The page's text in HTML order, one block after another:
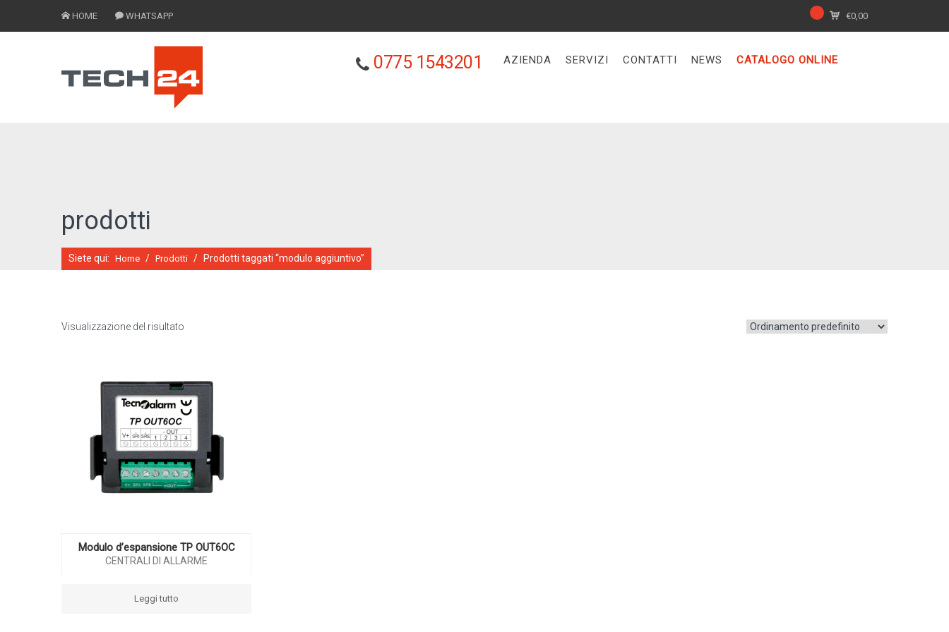
HOME WHATSAPP €0,00
0775 1543201 AZIENDA SERVIZI CONTATTI NEWS CATALOGO ONLINE
prodotti
Siete qui: Home / Prodotti / Prodotti taggati “modulo aggiuntivo”
Visualizzazione del risultato
Modulo d’espansione TP OUT6OC
CENTRALI DI ALLARME
Leggi tutto